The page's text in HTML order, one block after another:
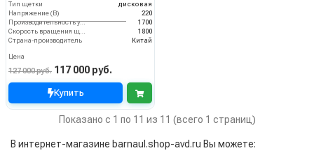
Тип щетки
дисковая
Напряжение (В)
220
Производительность уборки (м2/час)
1700
Скорость вращения щётки (об/мин)
1800
Страна-производитель
Китай
Цена
127 000 руб. 117 000 руб.
Купить
Показано с 1 по 11 из 11 (всего 1 страниц)
В интернет-магазине barnaul.shop-avd.ru Вы можете: